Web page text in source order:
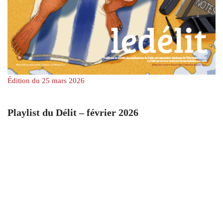
Édition du 25 mars 2026
Playlist du Délit – février 2026